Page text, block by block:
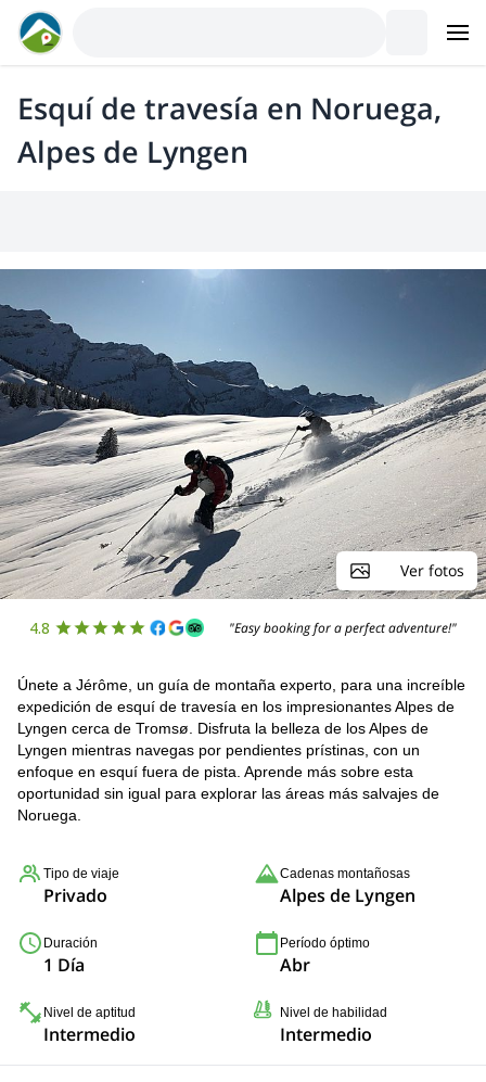
Esquí de travesía en Noruega,
Alpes de Lyngen
Ver fotos
4.8 "Easy booking for a perfect adventure!"
Únete a Jérôme, un guía de montaña experto, para una increíble
expedición de esquí de travesía en los impresionantes Alpes de
Lyngen cerca de Tromsø. Disfruta la belleza de los Alpes de
Lyngen mientras navegas por pendientes prístinas, con un
enfoque en esquí fuera de pista. Aprende más sobre esta
oportunidad sin igual para explorar las áreas más salvajes de
Noruega.
Tipo de viaje
Privado
Cadenas montañosas
Alpes de Lyngen
Duración
1 Día
Período óptimo
Abr
Nivel de aptitud
Intermedio
Nivel de habilidad
Intermedio